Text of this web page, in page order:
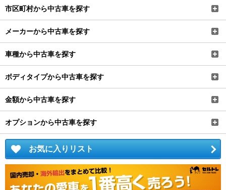
市区町村から中古車を探す
メーカーから中古車を探す
車種から中古車を探す
ボディタイプから中古車を探す
金額から中古車を探す
オプションから中古車を探す
お気に入りリスト